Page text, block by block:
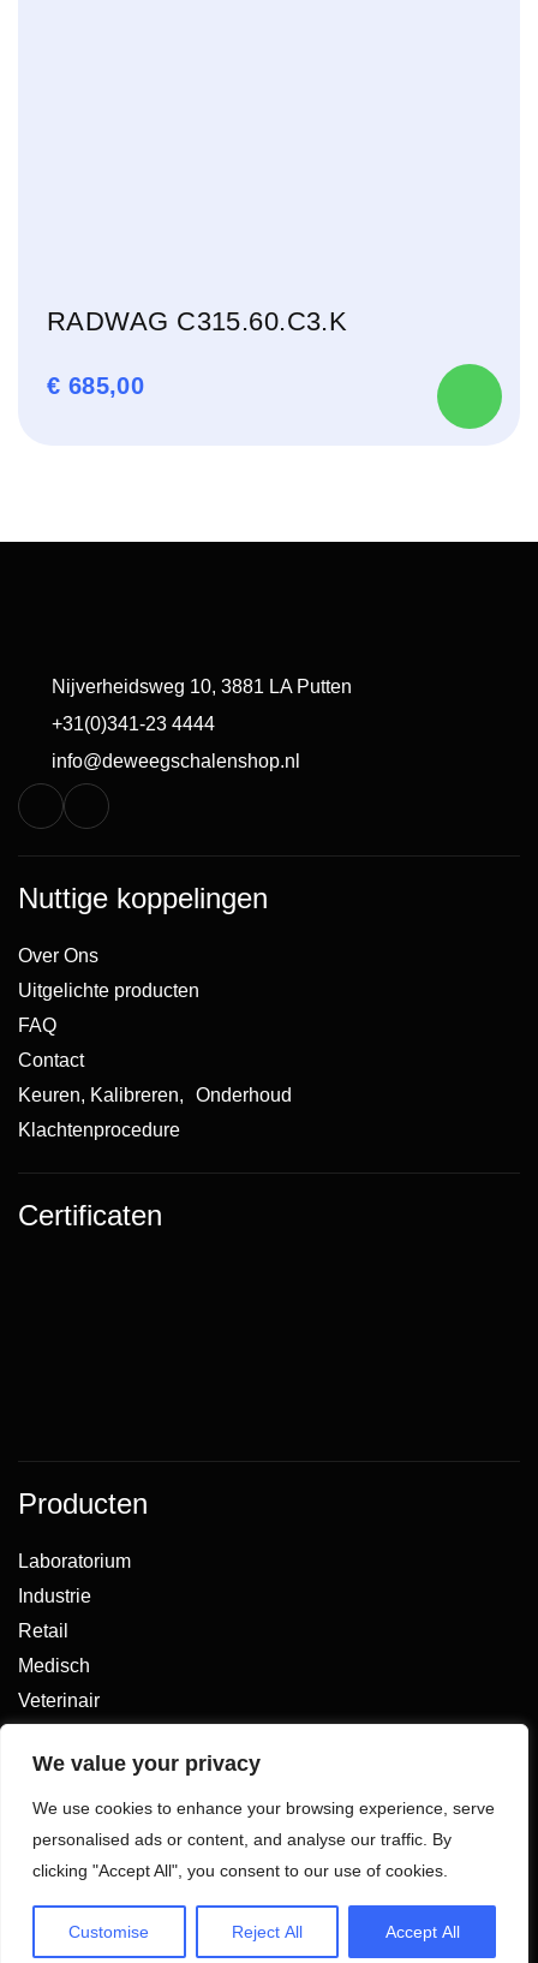
We value your privacy
We use cookies to enhance your browsing experience, serve
personalised ads or content, and analyse our traffic. By
clicking "Accept All", you consent to our use of cookies.
Customise Reject All Accept All
RADWAG C315.60.C3.K
€ 685,00
Nijverheidsweg 10, 3881 LA Putten
+31(0)341-23 4444
info@deweegschalenshop.nl
Nuttige koppelingen
Over Ons
Uitgelichte producten
FAQ
Contact
Keuren, Kalibreren, Onderhoud
Klachtenprocedure
Certificaten
Producten
Laboratorium
Industrie
Retail
Medisch
Veterinair
voorbehouden
Gemaakt door
PrivacyAlgemene voorwaarden